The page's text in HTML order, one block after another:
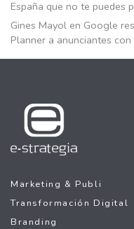
España que no te puedes
Gines Mayol en Google
Planner a anunciantes
Marketing & Publi
Transformación Digital
Branding